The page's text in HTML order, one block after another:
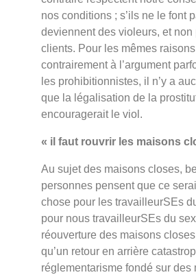
nos conditions ; s’ils ne le font
deviennent des violeurs, et non
clients. Pour les mêmes
contrairement à l’argument
les prohibitionnistes, il n’y a
que la légalisation de la
encouragerait le viol.
« il faut rouvrir les maisons
Au sujet des maisons closes,
personnes pensent que ce
chose pour les travailleurSEs
pour nous travailleurSEs du
réouverture des maisons
qu’un retour en arrière
réglementarisme fondé sur des